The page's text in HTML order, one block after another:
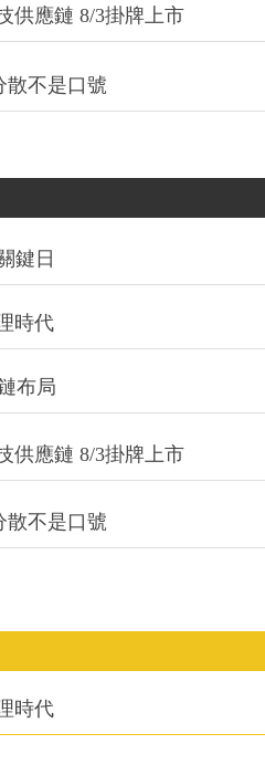
供應鏈 8/3掛牌上市
散不是口號
鍵日
時代
布局
供應鏈 8/3掛牌上市
散不是口號
時代